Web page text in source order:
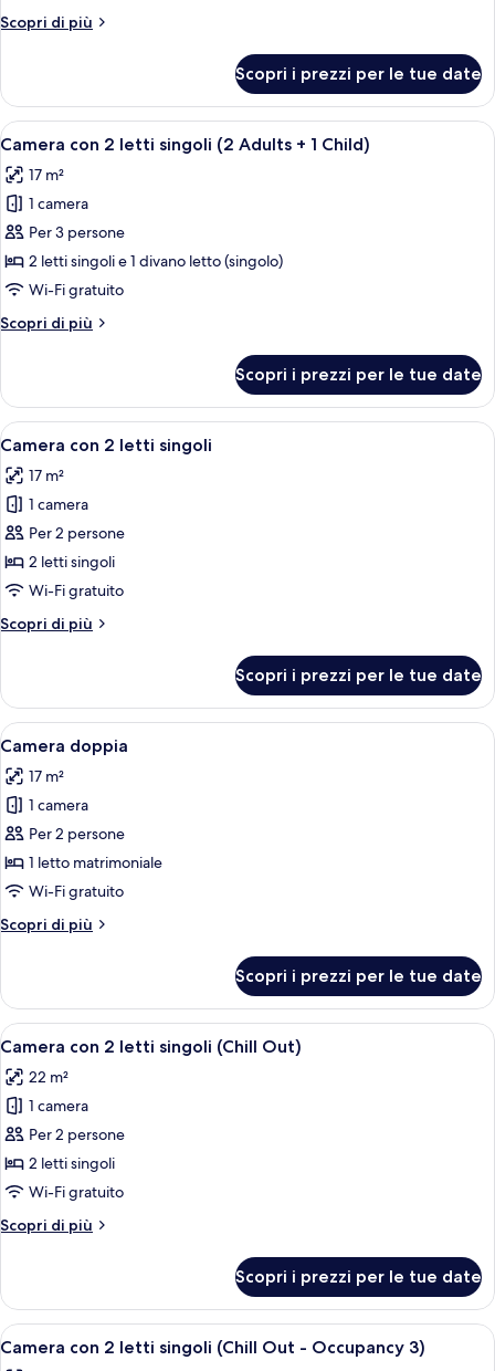
Scopri di più
Altri
singola
Scopri i prezzi per le tue date
Apri
tutte
le
foto
per
Camera
con
letti
Adults
+
1
Child)
Una camera d'albergo con due letti,
7
Camera con 2 letti singoli (2 Adults + 1 Child)
17 m²
1 camera
Per 3 persone
2 letti singoli e 1 divano letto (singolo)
Wi-Fi gratuito
Scopri di più
Altri
con
letti
(2
Adults
Child)
Scopri i prezzi per le tue date
Apri
tutte
le
foto
per
Camera
con
letti
Una camera d'albergo con due letti,
8
Camera con 2 letti singoli
17 m²
1 camera
Per 2 persone
2 letti singoli
Wi-Fi gratuito
Scopri di più
Altri
con
letti
Scopri i prezzi per le tue date
Apri
tutte
le
foto
per
Camera
doppia
Un balcone con tavolo e sedie
7
Camera doppia
17 m²
1 camera
Per 2 persone
1 letto matrimoniale
Wi-Fi gratuito
Scopri di più
Altri
doppia
Scopri i prezzi per le tue date
Apri
tutte
le
foto
per
Camera
con
letti
Out)
Due poltrone bianche con un
9
Camera con 2 letti singoli (Chill Out)
22 m²
1 camera
Per 2 persone
2 letti singoli
Wi-Fi gratuito
Scopri di più
Altri
con
letti
Scopri i prezzi per le tue date
Apri
tutte
Due poltrone bianche con un
9
Camera con 2 letti singoli (Chill Out - Occupancy 3)